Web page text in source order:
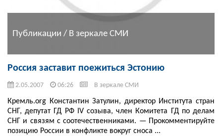
Публикации / В зеркале СМИ
Россия заставит поежиться Эстонию
2.05.2007 06:26 В зеркале СМИ
Кремль.org Константин Затулин, директор Института стран
СНГ, депутат ГД РФ IV созыва, член Комитета ГД по делам
СНГ и связям с соотечественниками. — Прокомментируйте
позицию России в конфликте вокруг сноса ...